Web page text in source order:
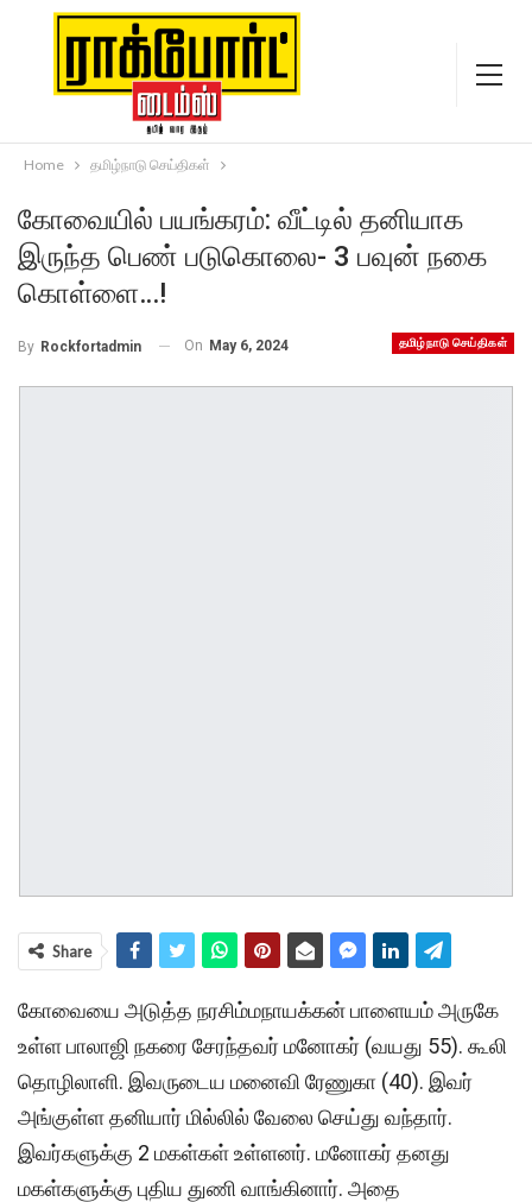
Home தமிழ்நாடு செய்திகள்
கோவையில் பயங்கரம்: வீட்டில் தனியாக
இருந்த பெண் படுகொலை- 3 பவுன் நகை
கொள்ளை…!
தமிழ்நாடு செய்திகள்
By Rockfortadmin On May 6, 2024
Share
கோவையை அடுத்த நரசிம்மநாயக்கன் பாளையம் அருகே
உள்ள பாலாஜி நகரை சேரந்தவர் மனோகர் (வயது 55). கூலி
தொழிலாளி. இவருடைய மனைவி ரேணுகா (40). இவர்
அங்குள்ள தனியார் மில்லில் வேலை செய்து வந்தார்.
இவர்களுக்கு 2 மகள்கள் உள்ளனர். மனோகர் தனது
மகள்களுக்கு புதிய துணி வாங்கினார். அதை